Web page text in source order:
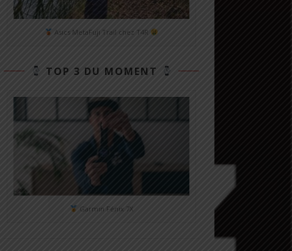
Asics MetaFuji Trail chez T4R
TOP 3 DU MOMENT
Garmin Fénix 7X